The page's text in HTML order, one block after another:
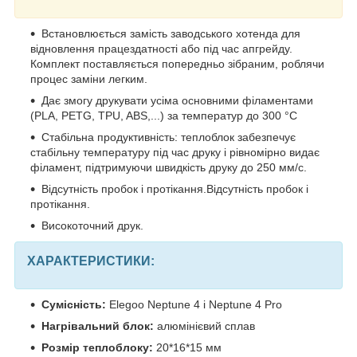
Встановлюється замість заводського хотенда для
відновлення працездатності або під час апгрейду.
Комплект поставляється попередньо зібраним, роблячи
процес заміни легким.
Дає змогу друкувати усіма основними філаментами
(PLA, PETG, TPU, ABS,...) за температур до 300 °C
Стабільна продуктивність: теплоблок забезпечує
стабільну температуру під час друку і рівномірно видає
філамент, підтримуючи швидкість друку до 250 мм/с.
Відсутність пробок і протікання.Відсутність пробок і
протікання.
Високоточний друк.
ХАРАКТЕРИСТИКИ:
Сумісність: Elegoo Neptune 4 і Neptune 4 Pro
Нагрівальний блок: алюмінієвий сплав
Розмір теплоблоку: 20*16*15 мм